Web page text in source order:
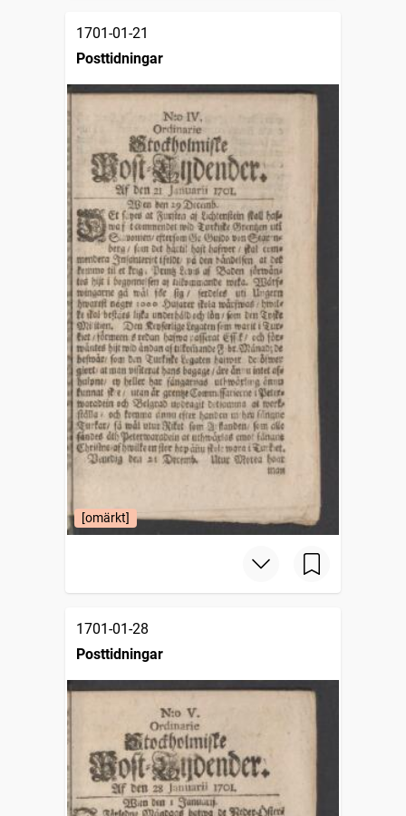
1701-01-21
Posttidningar
[omärkt]
1701-01-28
Posttidningar